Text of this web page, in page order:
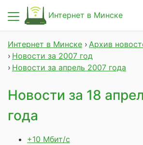
Интернет в Минске
Новости
Провайдеры
Проверка возможности
Статьи
О сайте
Интернет в Минске
Архив
Новости за 2007 год
Новости за апрель 2007 года
Новости за 18
года
+10 Мбит/с